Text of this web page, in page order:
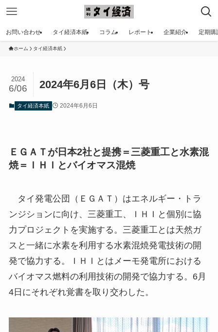
お問い合わせ タイ経済本紙 コラム レポート 企業紹介 定期購
ホーム タイ経済本紙
2024年6月6日（木）号
2024
6/06
タイ経済本紙 2024年6月6日
ＥＧＡＴが日本2社と提携＝三菱重工と水素混
焼＝ＩＨＩとバイオマス混焼
タイ発電公団（ＥＧＡＴ）はエネルギー・トラ
ンジションに向け、三菱重工、ＩＨＩと個別に協
力プロジェクトを実施する。三菱重工とは天然ガ
スと一緒に水素を利用する水素混焼発電技術の開
発で協力する。ＩＨＩとはメーモ発電所における
バイオマス燃料の利用技術の開発で協力する。6月
4日にそれぞれ覚書を取り交わした。